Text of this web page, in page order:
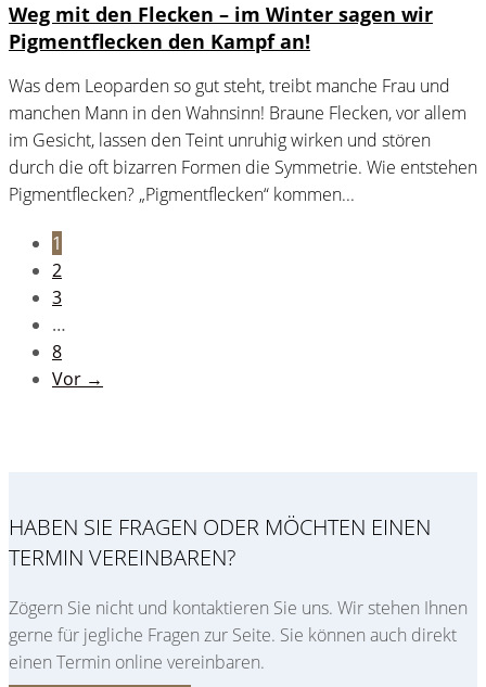
Weg mit den Flecken – im Winter sagen wir
Pigmentflecken den Kampf an!
Was dem Leoparden so gut steht, treibt manche Frau und
manchen Mann in den Wahnsinn! Braune Flecken, vor allem
im Gesicht, lassen den Teint unruhig wirken und stören
durch die oft bizarren Formen die Symmetrie. Wie entstehen
Pigmentflecken? „Pigmentflecken“ kommen...
1
2
3
…
8
Vor →
HABEN SIE FRAGEN ODER MÖCHTEN EINEN
TERMIN VEREINBAREN?
Zögern Sie nicht und kontaktieren Sie uns. Wir stehen Ihnen
gerne für jegliche Fragen zur Seite. Sie können auch direkt
einen Termin online vereinbaren.